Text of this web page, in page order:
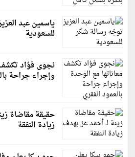
ياسمين عبد
للسعودية
نجوى فؤاد تكشف
وإجراء جراحة
حقيقة مقاضاة
زيادة النفقة